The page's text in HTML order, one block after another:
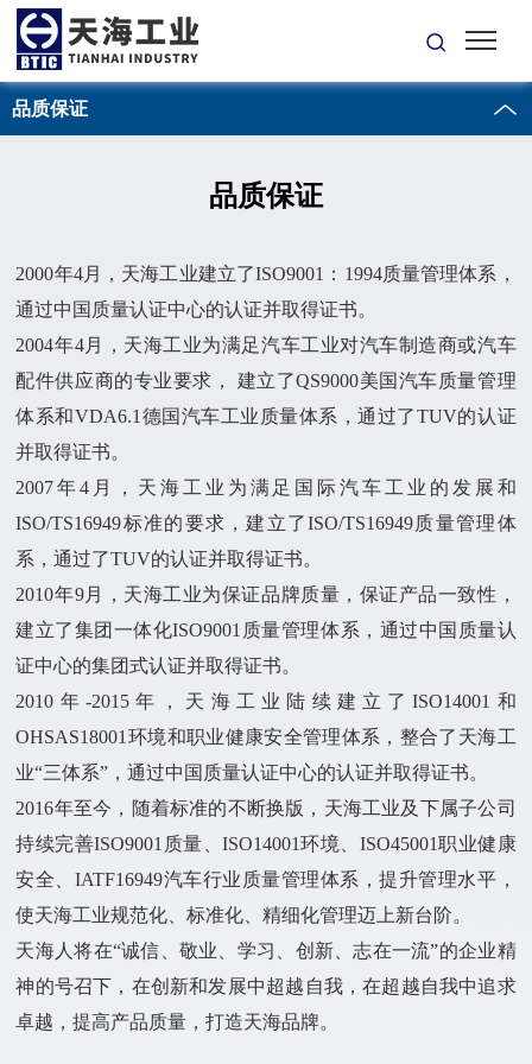
品质保证
品质保证
2000年4月，天海工业建立了ISO9001：1994质量管理体系，
通过中国质量认证中心的认证并取得证书。
2004年4月，天海工业为满足汽车工业对汽车制造商或汽车
配件供应商的专业要求， 建立了QS9000美国汽车质量管理
体系和VDA6.1德国汽车工业质量体系，通过了TUV的认证
并取得证书。
2007年4月，天海工业为满足国际汽车工业的发展和
ISO/TS16949标准的要求，建立了ISO/TS16949质量管理体
系，通过了TUV的认证并取得证书。
2010年9月，天海工业为保证品牌质量，保证产品一致性，
建立了集团一体化ISO9001质量管理体系，通过中国质量认
证中心的集团式认证并取得证书。
2010年-2015年，天海工业陆续建立了ISO14001和
OHSAS18001环境和职业健康安全管理体系，整合了天海工
业“三体系”，通过中国质量认证中心的认证并取得证书。
2016年至今，随着标准的不断换版，天海工业及下属子公司
持续完善ISO9001质量、ISO14001环境、ISO45001职业健康
安全、IATF16949汽车行业质量管理体系，提升管理水平，
使天海工业规范化、标准化、精细化管理迈上新台阶。
天海人将在“诚信、敬业、学习、创新、志在一流”的企业精
神的号召下，在创新和发展中超越自我，在超越自我中追求
卓越，提高产品质量，打造天海品牌。